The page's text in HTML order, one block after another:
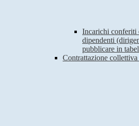
Incarichi conferiti
dipendenti
pubblicare in
Contrattazione collettiva